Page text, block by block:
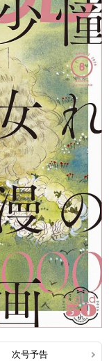
次号予告